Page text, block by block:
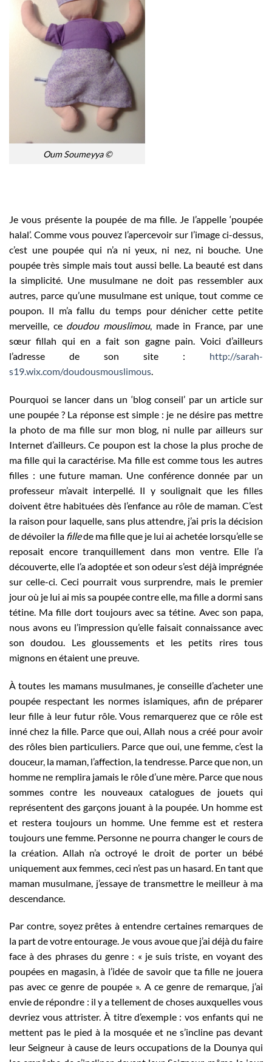
Oum Soumeyya ©
Je vous présente la poupée de ma fille. Je l’appelle ‘poupée
halal’. Comme vous pouvez l’apercevoir sur l’image ci-dessus,
c’est une poupée qui n’a ni yeux, ni nez, ni bouche. Une
poupée très simple mais tout aussi belle. La beauté est dans
la simplicité. Une musulmane ne doit pas ressembler aux
autres, parce qu’une musulmane est unique, tout comme ce
poupon. Il m’a fallu du temps pour dénicher cette petite
merveille, ce doudou mouslimou, made in France, par une
sœur fillah qui en a fait son gagne pain. Voici d’ailleurs
l’adresse de son site : http://sarah-
s19.wix.com/doudousmouslimous.
Pourquoi se lancer dans un ‘blog conseil’ par un article sur
une poupée ? La réponse est simple : je ne désire pas mettre
la photo de ma fille sur mon blog, ni nulle par ailleurs sur
Internet d’ailleurs. Ce poupon est la chose la plus proche de
ma fille qui la caractérise. Ma fille est comme tous les autres
filles : une future maman. Une conférence donnée par un
professeur m’avait interpellé. Il y soulignait que les filles
doivent être habituées dès l’enfance au rôle de maman. C’est
la raison pour laquelle, sans plus attendre, j’ai pris la décision
de dévoiler la fillede ma fille que je lui ai achetée lorsqu’elle se
reposait encore tranquillement dans mon ventre. Elle l’a
découverte, elle l’a adoptée et son odeur s’est déjà imprégnée
sur celle-ci. Ceci pourrait vous surprendre, mais le premier
jour où je lui ai mis sa poupée contre elle, ma fille a dormi sans
tétine. Ma fille dort toujours avec sa tétine. Avec son papa,
nous avons eu l’impression qu’elle faisait connaissance avec
son doudou. Les gloussements et les petits rires tous
mignons en étaient une preuve.
À toutes les mamans musulmanes, je conseille d’acheter une
poupée respectant les normes islamiques, afin de préparer
leur fille à leur futur rôle. Vous remarquerez que ce rôle est
inné chez la fille. Parce que oui, Allah nous a créé pour avoir
des rôles bien particuliers. Parce que oui, une femme, c’est la
douceur, la maman, l’affection, la tendresse. Parce que non, un
homme ne remplira jamais le rôle d’une mère. Parce que nous
sommes contre les nouveaux catalogues de jouets qui
représentent des garçons jouant à la poupée. Un homme est
et restera toujours un homme. Une femme est et restera
toujours une femme. Personne ne pourra changer le cours de
la création. Allah n’a octroyé le droit de porter un bébé
uniquement aux femmes, ceci n’est pas un hasard. En tant que
maman musulmane, j’essaye de transmettre le meilleur à ma
descendance.
Par contre, soyez prêtes à entendre certaines remarques de
la part de votre entourage. Je vous avoue que j’ai déjà du faire
face à des phrases du genre : « je suis triste, en voyant des
poupées en magasin, à l’idée de savoir que ta fille ne jouera
pas avec ce genre de poupée ». A ce genre de remarque, j’ai
envie de répondre : il y a tellement de choses auxquelles vous
devriez vous attrister. À titre d’exemple : vos enfants qui ne
mettent pas le pied à la mosquée et ne s’incline pas devant
leur Seigneur à cause de leurs occupations de la Dounya qui